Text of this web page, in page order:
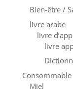
Bien-être /
livre arabe
livre
livre
Consommable
Miel